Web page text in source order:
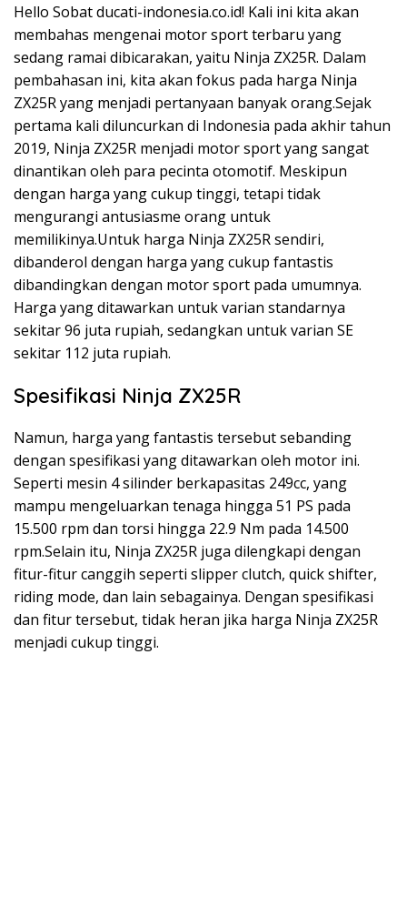
Hello Sobat ducati-indonesia.co.id! Kali ini kita akan
membahas mengenai motor sport terbaru yang
sedang ramai dibicarakan, yaitu Ninja ZX25R. Dalam
pembahasan ini, kita akan fokus pada harga Ninja
ZX25R yang menjadi pertanyaan banyak orang.Sejak
pertama kali diluncurkan di Indonesia pada akhir tahun
2019, Ninja ZX25R menjadi motor sport yang sangat
dinantikan oleh para pecinta otomotif. Meskipun
dengan harga yang cukup tinggi, tetapi tidak
mengurangi antusiasme orang untuk
memilikinya.Untuk harga Ninja ZX25R sendiri,
dibanderol dengan harga yang cukup fantastis
dibandingkan dengan motor sport pada umumnya.
Harga yang ditawarkan untuk varian standarnya
sekitar 96 juta rupiah, sedangkan untuk varian SE
sekitar 112 juta rupiah.
Spesifikasi Ninja ZX25R
Namun, harga yang fantastis tersebut sebanding
dengan spesifikasi yang ditawarkan oleh motor ini.
Seperti mesin 4 silinder berkapasitas 249cc, yang
mampu mengeluarkan tenaga hingga 51 PS pada
15.500 rpm dan torsi hingga 22.9 Nm pada 14.500
rpm.Selain itu, Ninja ZX25R juga dilengkapi dengan
fitur-fitur canggih seperti slipper clutch, quick shifter,
riding mode, dan lain sebagainya. Dengan spesifikasi
dan fitur tersebut, tidak heran jika harga Ninja ZX25R
menjadi cukup tinggi.